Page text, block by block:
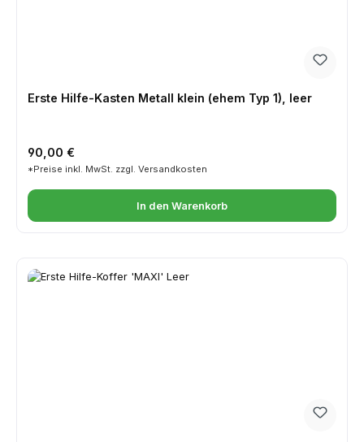
Erste Hilfe-Kasten Metall klein (ehem Typ 1), leer
Regulärer Preis:
90,00 €
*Preise inkl. MwSt. zzgl. Versandkosten
In den Warenkorb